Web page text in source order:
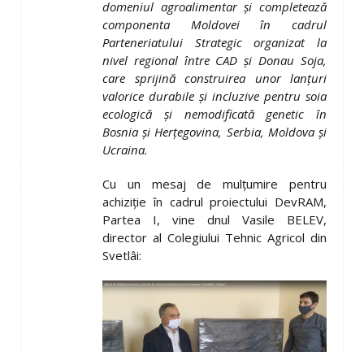
domeniul agroalimentar şi completează
componenta Moldovei în cadrul
Parteneriatului Strategic organizat la
nivel regional între CAD şi Donau Soja,
care sprijină construirea unor lanţuri
valorice durabile şi incluzive pentru soia
ecologică şi nemodificată genetic în
Bosnia şi Herţegovina, Serbia, Moldova şi
Ucraina.
Cu un mesaj de mulțumire pentru
achiziție în cadrul proiectului DevRAM,
Partea I, vine dnul Vasile BELEV,
director al Colegiului Tehnic Agricol din
Svetlâi: